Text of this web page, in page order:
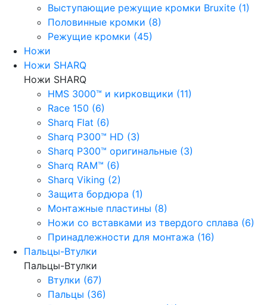
Выступающие режущие кромки Bruxite (1)
Половинные кромки (8)
Режущие кромки (45)
Ножи
Ножи SHARQ
Ножи SHARQ
HMS 3000™ и кирковщики (11)
Race 150 (6)
Sharq Flat (6)
Sharq P300™ HD (3)
Sharq P300™ оригинальные (3)
Sharq RAM™ (6)
Sharq Viking (2)
Защита бордюра (1)
Монтажные пластины (8)
Ножи со вставками из твердого сплава (6)
Принадлежности для монтажа (16)
Пальцы-Втулки
Пальцы-Втулки
Втулки (67)
Пальцы (36)